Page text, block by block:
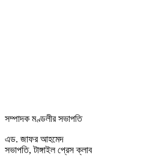
সম্পাদক মণ্ডলীর সভাপতি
এড. জাফর আহমেদ
সভাপতি, টাঙ্গাইল প্রেস ক্লাব